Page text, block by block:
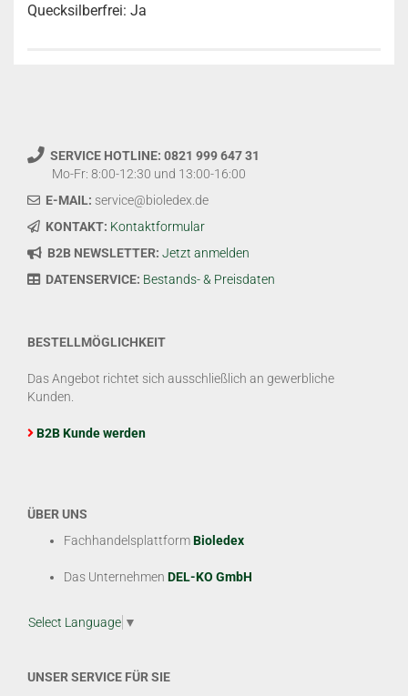
Quecksilberfrei: Ja
SERVICE HOTLINE: 0821 999 647 31
Mo-Fr: 8:00-12:30 und 13:00-16:00
E-MAIL: service@bioledex.de
KONTAKT: Kontaktformular
B2B NEWSLETTER: Jetzt anmelden
DATENSERVICE: Bestands- & Preisdaten
BESTELLMÖGLICHKEIT
Das Angebot richtet sich ausschließlich an gewerbliche
Kunden.
B2B Kunde werden
ÜBER UNS
FachhandelsplattformBioledex
Das Unternehmen DEL-KO GmbH
Select Language ▼
UNSER SERVICE FÜR SIE